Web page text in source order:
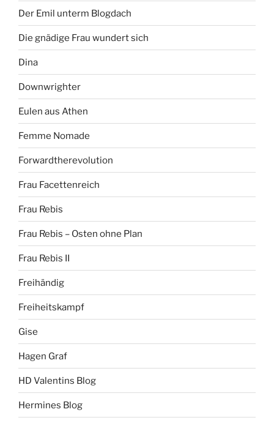
Der Emil unterm Blogdach
Die gnädige Frau wundert sich
Dina
Downwrighter
Eulen aus Athen
Femme Nomade
Forwardtherevolution
Frau Facettenreich
Frau Rebis
Frau Rebis – Osten ohne Plan
Frau Rebis II
Freihändig
Freiheitskampf
Gise
Hagen Graf
HD Valentins Blog
Hermines Blog